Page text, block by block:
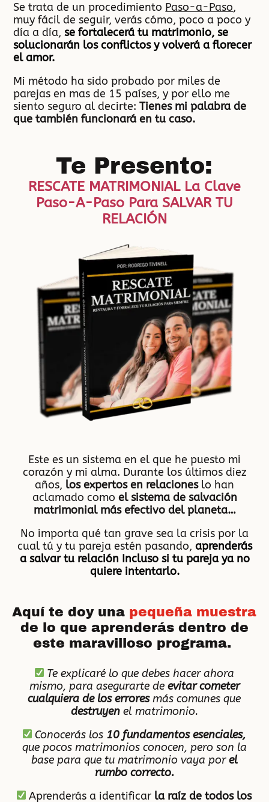
Se trata de un procedimiento Paso-a-Paso,
muy fácil de seguir, verás cómo, poco a poco y
día a día, se fortalecerá tu matrimonio, se
solucionarán los conflictos y volverá a florecer
el amor.
Mi método ha sido probado por miles de
parejas en mas de 15 países, y por ello me
siento seguro al decirte:Tienes mi palabra de
que también funcionará en tu caso.
Te Presento:
RESCATE MATRIMONIAL La Clave
Paso-A-Paso Para SALVAR TU
RELACIÓN
Este es un sistema en el que he puesto mi
corazón y mi alma. Durante los últimos diez
años, los expertos en relacioneslo han
aclamado como el sistema de salvación
matrimonial más efectivo del planeta…
No importa qué tan grave sea la crisis por la
cual tú y tu pareja estén pasando, aprenderás
a salvar tu relación Incluso si tu pareja ya no
quiere intentarlo.
Aquí te doy una pequeña muestra
de lo que aprenderás dentro de
este maravilloso programa.
Te explicaré lo que debes hacer ahora
mismo, para asegurarte de evitar cometer
cualquiera de los erroresmás comunes que
destruyenel matrimonio.
Conocerás los 10 fundamentos esenciales,
que pocos matrimonios conocen, pero son la
base para que tu matrimonio vaya porel
rumbo correcto.
Aprenderás a identificar la raíz de todos los